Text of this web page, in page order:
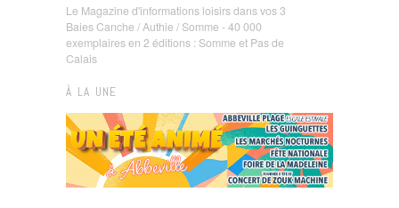
Le Magazine d'informations loisirs dans vos 3
Baies Canche / Authie / Somme - 40 000
exemplaires en 2 éditions : Somme et Pas de
Calais
À LA UNE